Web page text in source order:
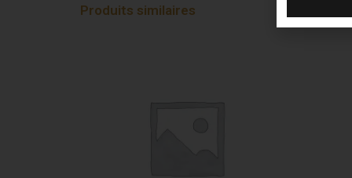
Produits similaires